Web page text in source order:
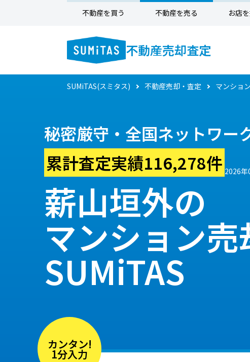
不動産を買う 不動産を売る お店
不動産売却査定
SUMiTAS(スミタス) 不動産売却・査定 マンショ
秘密厳守・全国ネットワー
累計査定実績116,278件 2026
薪山垣外の
マンション売
SUMiTAS
カンタン!
1分入力